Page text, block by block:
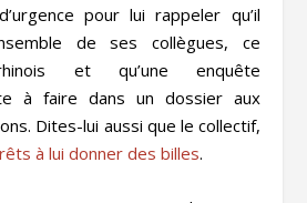
pour lui rappeler qu’il
de ses collègues, ce
et qu’une enquête
à faire dans un dossier aux
Dites-lui aussi que le collectif,
à lui donner des billes.